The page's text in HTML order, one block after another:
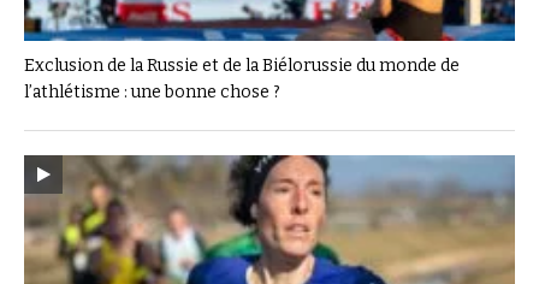
Exclusion de la Russie et de la Biélorussie du monde de
l’athlétisme : une bonne chose ?